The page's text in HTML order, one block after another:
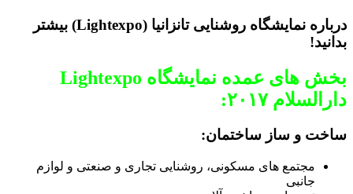
درباره نمایشگاه روشنایی تانزانیا (Lightexpo) بیشتر
بدانید!
بخش های عمده نمایشگاه Lightexpo
دارالسلام ۲۰۱۷:
ساخت و ساز ساختمان:
مجتمع های مسکونی، روشنایی تجاری و صنعتی و لوازم
جانبی